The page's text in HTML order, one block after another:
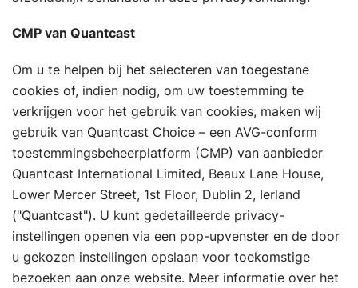
CMP van Quantcast
Om u te helpen bij het selecteren van toegestane
cookies of, indien nodig, om uw toestemming te
verkrijgen voor het gebruik van cookies, maken wij
gebruik van Quantcast Choice – een AVG-conform
toestemmingsbeheerplatform (CMP) van aanbieder
Quantcast International Limited, Beaux Lane House,
Lower Mercer Street, 1st Floor, Dublin 2, Ierland
("Quantcast"). U kunt gedetailleerde privacy-
instellingen openen via een pop-upvenster en de door
u gekozen instellingen opslaan voor toekomstige
bezoeken aan onze website. Meer informatie over het